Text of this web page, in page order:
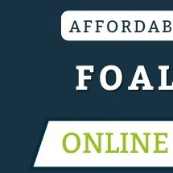
online veiling van
Ps
(Diaron x
252.000
het tweede hoogste bod.
verhuist zo